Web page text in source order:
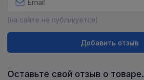
(на сайте не публикуется)
Добавить отзыв
Оставьте свой отзыв о товаре.